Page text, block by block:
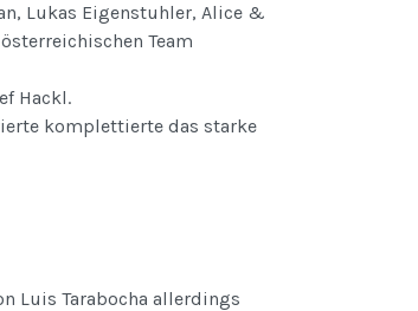
Lukas Eigenstuhler, Alice &
Team
Hackl.
komplettierte das starke
Luis Tarabocha allerdings